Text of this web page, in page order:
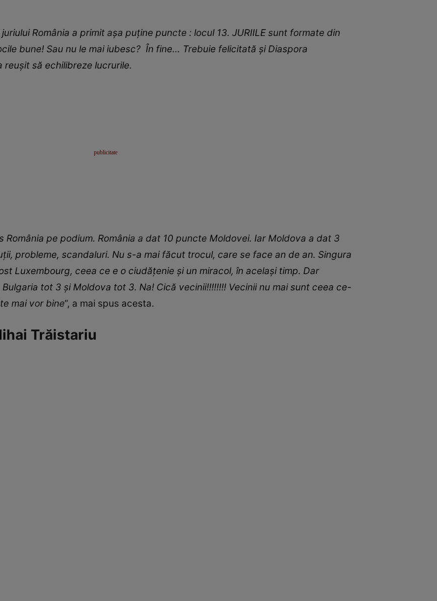
România a primit așa puține puncte : locul 13. JURIILE sunt formate din
bune! Sau nu le mai iubesc? În fine… Trebuie felicitată și Diaspora
să echilibreze lucrurile.
pe podium. România a dat 10 puncte Moldovei. Iar Moldova a dat 3
probleme, scandaluri. Nu s-a mai făcut trocul, care se face an de an. Singura
Luxembourg, ceea ce e o ciudățenie și un miracol, în același timp. Dar
tot 3 și Moldova tot 3. Na! Cică vecinii!!!!!!!! Vecinii nu mai sunt ceea ce-
mai vor bine”, a mai spus acesta.
Trăistariu